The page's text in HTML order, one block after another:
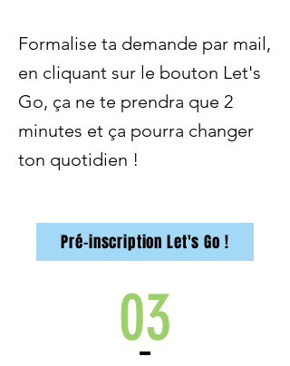
03
Formalise ta demande par mail,
en cliquant sur le bouton Let's
Go, ça ne te prendra que 2
minutes et ça pourra changer
ton quotidien !
Pré-inscription Let's Go !